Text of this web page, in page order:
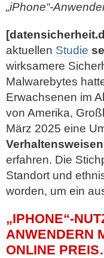
„iPhone“-
aktuellen Studie
wirksamere
Malwarebytes
Erwachsenen im
von Amerika,
März 2025 eine
erfahren. Die
Standort und
worden, um ein
„IPHONE“-
ANWENDERN
ONLINE